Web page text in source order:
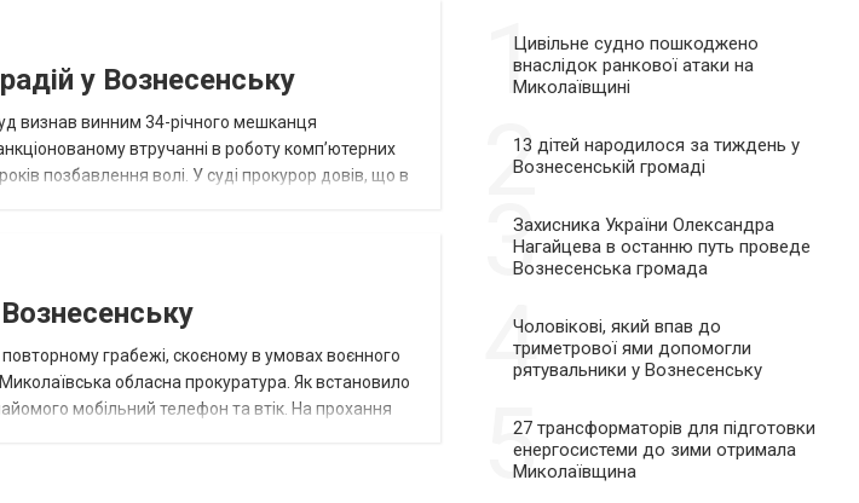
у Вознесенську
визнав винним 34-річного мешканця
втручанні в роботу комп’ютерних
позбавлення волі. У суді прокурор довів, що в
грабежі, скоєному в умовах воєнного
обласна прокуратура. Як встановило
мобільний телефон та втік. На прохання
1
Цивільне судно пошкоджено
внаслідок ранкової атаки на
Миколаївщині
2
13 дітей народилося за тиждень у
Вознесенській громаді
3
Захисника України Олександра
Нагайцева в останню путь проведе
Вознесенська громада
4
Чоловікові, який впав до
триметрової ями допомогли
рятувальники у Вознесенську
5
27 трансформаторів для підготовки
енергосистеми до зими отримала
Миколаївщина